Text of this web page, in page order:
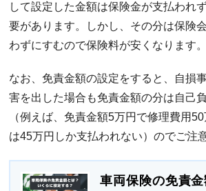
して設定した金額は保険金が支払われ
要があります。しかし、その分は保険
わずにすむので保険料が安くなります。
なお、免責金額の設定をすると、自損
害を出した場合も免責金額の分は自己
（例えば、免責金額5万円で修理費用
は45万円しか支払われない）のでご注
車両保険の免責金